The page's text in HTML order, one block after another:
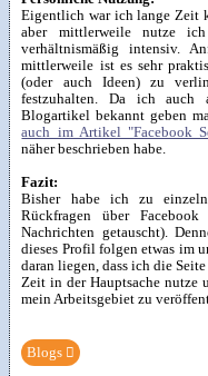
Eigentlich war ich lange Zeit
aber mittlerweile nutze
verhältnismäßig intensiv.
mittlerweile ist es sehr
(oder auch Ideen) zu
festzuhalten. Da ich auch
Blogartikel bekannt geben
auch im Artikel "Facebook
näher beschrieben habe.
Fazit:
Bisher habe ich zu
Rückfragen über
Nachrichten getauscht).
dieses Profil folgen etwas im
daran liegen, dass ich die
Zeit in der Hauptsache nutze
mein Arbeitsgebiet zu
Blogs 